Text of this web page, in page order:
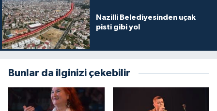
Nazilli Belediyesinden uçak
pisti gibi yol
Bunlar da ilginizi çekebilir